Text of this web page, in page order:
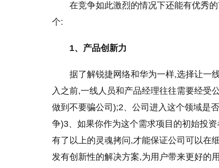
在竞争如此激烈的情况下还能有优秀
个:
1、产品创新力
据了解锐捷网络和华为一样,选择让一
入之前,一线人员和产品经理往往需要经受
做到不要骗公司);2、公司进入这个领域是
争)3、如果你作为这个需求项目的初始投资
有了以上的灵魂拷问,才能保证公司可以在
发有创新性的解决方案,为用户带来更好的